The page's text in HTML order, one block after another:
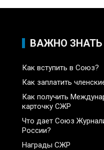
ВАЖНО ЗНАТЬ
Как вступить в Союз?
Как заплатить
Как получить
карточку СЖР
Что дает Союз
России?
Награды СЖР